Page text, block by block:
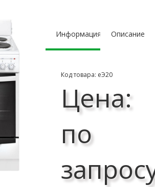
Информация Описание
Код товара: еЭ20
Цена:
по